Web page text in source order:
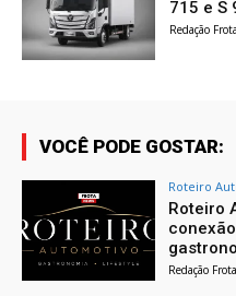
715 e S
Redação
VOCÊ PODE GOSTAR:
Roteiro
Roteiro
Redação